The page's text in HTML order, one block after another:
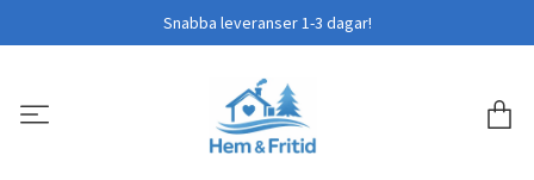
Snabba leveranser 1-3 dagar!